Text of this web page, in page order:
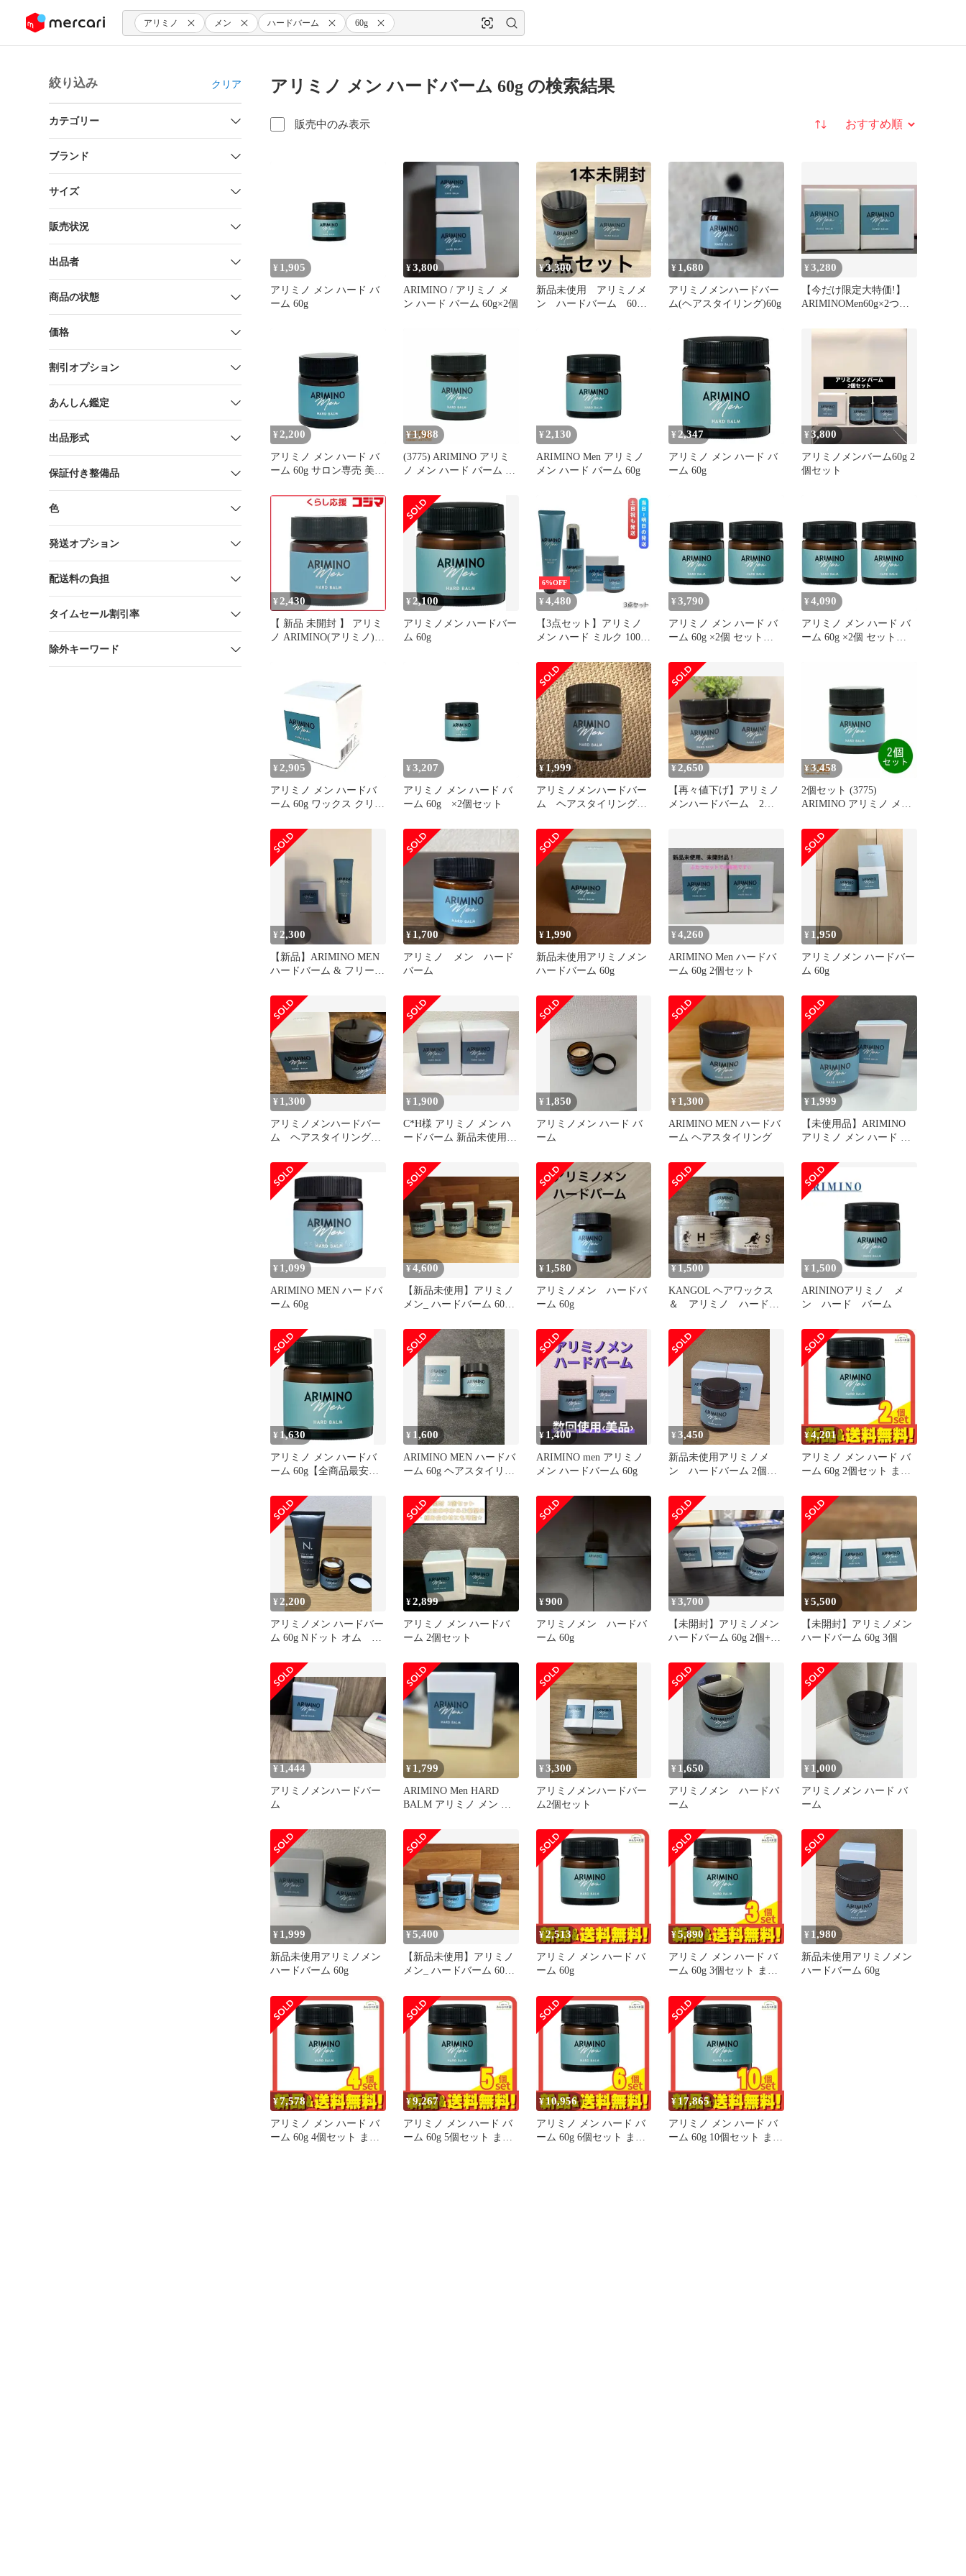
ツにスキップ アリミノ メン ハードバーム 60g
絞り込み クリア
カテゴリー
ブランド
サイズ
販売状況
出品者
商品の状態
価格
割引オプション
あんしん鑑定
出品形式
保証付き整備品
色
発送オプション
配送料の負担
タイムセール割引率
除外キーワード
アリミノ メン ハードバーム 60g の検索結果
販売中のみ表示 並び替え
¥ 1,905
アリミノ メン ハード バ
ーム 60g
¥3,800
ARIMINO / アリミノ メ
ン ハード バーム 60g×2個
¥3,300
新品未使用 アリミノメ
ン ハードバーム 60g 2
¥ 1,680
アリミノメンハードバー
ム(ヘアスタイリング)60g
¥3,280
【今だけ限定大特価!】
ARIMINOMen60g×2つセ
¥ 2,200
アリミノ メン ハード バ
ーム 60g サロン専売 美容
ックス アレンジ
¥1,988
(3775) ARIMINO アリミ
ノ メン ハード バーム ス
料（沖縄北海道離島除
く）★
¥ 2,130
ARIMINO Men アリミノ
メン ハード バーム 60g
¥ 2,347
アリミノ メン ハード バ
ーム 60g
¥3,800
アリミノメンバーム60g 2
個セット
¥ 2,430
【 新品 未開封 】 アリミ
ノ ARIMINO(アリミノ)メ
¥ 2,100
アリミノメン ハードバー
ム 60g
6%OFF
¥ 4,480
【3点セット】アリミノ
メン ハード ミルク 100g
フリーズキープ グリース
100g セット ムスク
ARIMINO MEN タイリン
グ剤 シトラス
¥ 3,790
アリミノ メン ハード バ
ーム 60g ×2個 セット
¥ 4,090
アリミノ メン ハード バ
ーム 60g ×2個 セット
¥ 2,905
アリミノ メン ハードバ
ーム 60g ワックス クリア
¥ 3,207
アリミノ メン ハード バ
ーム 60g ×2個セット
¥1,999
アリミノメンハードバー
ム ヘアスタイリング60
¥ 2,650
【再々値下げ】アリミノ
メンハードバーム 2個
¥3,458
2個セット (3775)
ARIMINO アリミノ メン
ング 60g 送料無料（沖
縄北海道離島除く）★
¥ 2,300
【新品】ARIMINO MEN
ハードバーム & フリーズ
¥ 1,700
アリミノ メン ハード
バーム
¥ 1,990
新品未使用アリミノメン
ハードバーム 60g
¥4,260
ARIMINO Men ハードバ
ーム 60g 2個セット
¥ 1,950
アリミノメン ハードバー
ム 60g
¥ 1,300
アリミノメンハードバー
ム ヘアスタイリング60
¥ 1,900
C*H様 アリミノ メン ハ
ードバーム 新品未使用2
¥ 1,850
アリミノメン ハード バ
ーム
¥ 1,300
ARIMINO MEN ハードバ
ーム ヘアスタイリング
¥ 1,999
【未使用品】ARIMINO
アリミノ メン ハード バ
¥ 1,099
ARIMINO MEN ハードバ
ーム 60g
¥4,600
【新品未使用】アリミノ
メン_ ハードバーム 60g 3
¥ 1,580
アリミノメン ハードバ
ーム 60g
¥1,500
KANGOL ヘアワックス
＆ アリミノ ハードバ
¥ 1,500
ARININOアリミノ メ
ン ハード バーム
¥ 1,630
アリミノ メン ハードバ
ーム 60g【全商品最安値
¥ 1,600
ARIMINO MEN ハードバ
ーム 60g ヘアスタイリン
¥ 1,400
ARIMINO men アリミノ
メン ハードバーム 60g
¥3,450
新品未使用アリミノメ
ン ハードバーム 2個セ
¥4,201
アリミノ メン ハード バ
ーム 60g 2個セット まと
¥ 2,200
アリミノメン ハードバー
ム 60g Nドット オム ス
ド
¥2,899
アリミノ メン ハードバ
ーム 2個セット
¥900
アリミノメン ハードバ
ーム 60g
¥3,700
【未開封】アリミノメン
ハードバーム 60g 2個+お
¥5,500
【未開封】アリミノメン
ハードバーム 60g 3個
¥ 1,444
アリミノメンハードバー
ム
¥ 1,799
ARIMINO Men HARD
BALM アリミノ メン ハ
¥3,300
アリミノメンハードバー
ム2個セット
¥ 1,650
アリミノメン ハードバ
ーム
¥ 1,000
アリミノメン ハード バ
ーム
¥ 1,999
新品未使用アリミノメン
ハードバーム 60g
¥5,400
【新品未使用】アリミノ
メン_ ハードバーム 60g 3
¥2,513
アリミノ メン ハード バ
ーム 60g
¥5,890
アリミノ メン ハード バ
ーム 60g 3個セット まと
¥ 1,980
新品未使用アリミノメン
ハードバーム 60g
¥7,578
アリミノ メン ハード バ
ーム 60g 4個セット まと
¥9,267
アリミノ メン ハード バ
ーム 60g 5個セット まと
¥10,956
アリミノ メン ハード バ
ーム 60g 6個セット まと
¥17,865
アリミノ メン ハード バ
ーム 60g 10個セット まと